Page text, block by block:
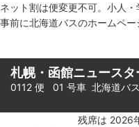
ネット割は便変更不可。小人
事前に北海道バスのホームペー
札幌・函館ニュースタ
0112 便 01 号車 北海道バス
残席は 2026